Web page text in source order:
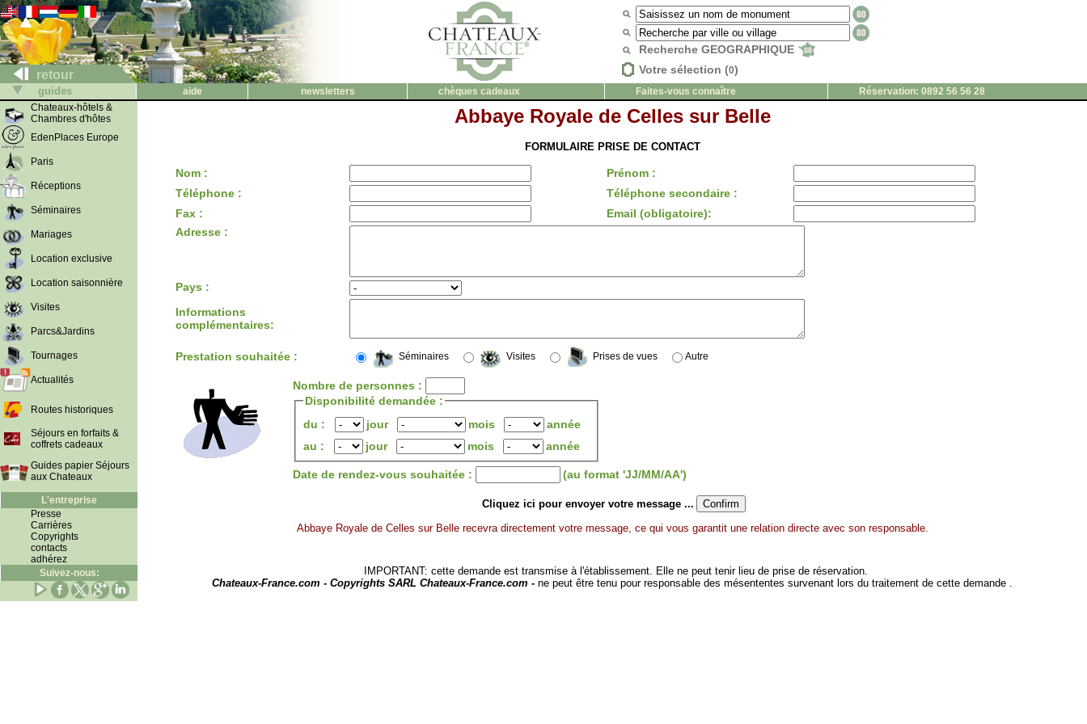
retour
Recherche GEOGRAPHIQUE
Votre sélection (0)
guides aide newsletters chèques cadeaux Faites-vous connaître
Réservation: 0892 56 56 28
Chateaux-hôtels &
Chambres d'hôtes
EdenPlaces Europe
Paris
Réceptions
Séminaires
Mariages
Location exclusive
Location saisonnière
Visites
Parcs&Jardins
Tournages
Actualités
Routes historiques
Séjours en forfaits &
coffrets cadeaux
Guides papier Séjours
aux Chateaux
L'entreprise
Presse
Carrières
Copyrights
contacts
adhérez
Suivez-nous:
Abbaye Royale de Celles sur Belle
FORMULAIRE PRISE DE CONTACT
Nom :
Prénom :
Téléphone :
Téléphone secondaire :
Fax :
Email (obligatoire):
Adresse :
Pays :
Informations
complémentaires:
Prestation souhaitée : Séminaires Visites Prises de vues Autre
Nombre de personnes :
Disponibilité demandée :
du :
jour mois
année
au :
jour mois année
Date de rendez-vous souhaitée : (au format 'JJ/MM/AA')
Cliquez ici pour envoyer votre message ...
Abbaye Royale de Celles sur Belle recevra directement votre message, ce qui vous garantit une relation directe avec son responsable.
IMPORTANT: cette demande est transmise à l'établissement. Elle ne peut tenir lieu de prise de réservation.
Chateaux-France.com - Copyrights SARL Chateaux-France.com - ne peut être tenu pour responsable des mésententes survenant lors du traitement de cette demande .